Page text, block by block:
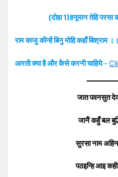
(दोहा 1)हनूमान तेहि परसा
राम काजु कीन्हें बिनु मोहि कहाँ बिश्राम ।।
आरती क्या है और कैसे करनी चाहिये–
जात पवनसुत
जानैं कहुँ बल
सुरसा नाम
पठइन्हि आइ कही